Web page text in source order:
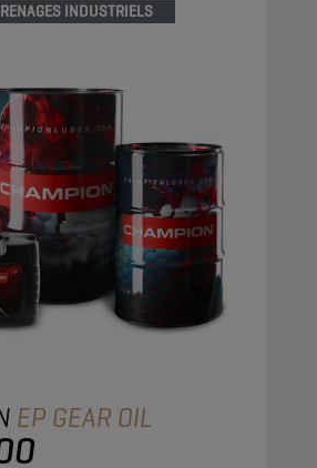
INDUSTRIELS
EP GEAR OIL